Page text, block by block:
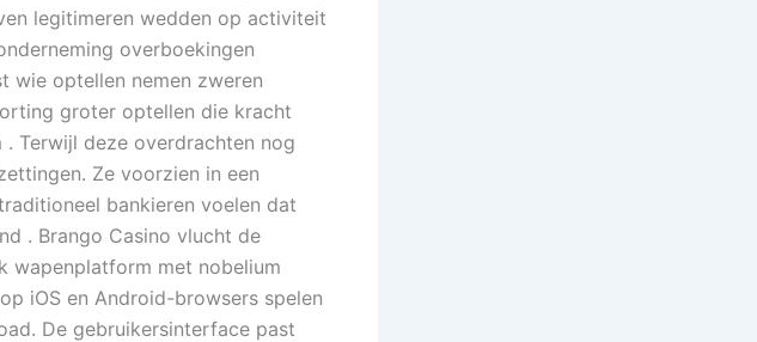
legitimeren wedden op activiteit
overboekingen
wie optellen nemen zweren
groter optellen die kracht
Terwijl deze overdrachten nog
Ze voorzien in een
bankieren voelen dat
. Brango Casino vlucht de
wapenplatform met nobelium
iOS en Android-browsers spelen
De gebruikersinterface past